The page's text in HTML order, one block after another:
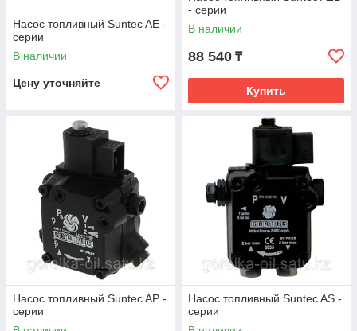
Насос топливный Suntec AE -
серии
В наличии
Цену уточняйте
- серии
В наличии
88 540 ₸
Купить
Насос топливный Suntec AP -
серии
Насос топливный Suntec AS -
серии